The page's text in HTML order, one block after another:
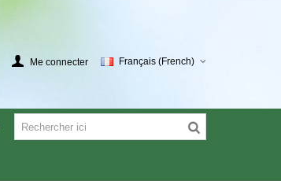
Me connecter Français (French)